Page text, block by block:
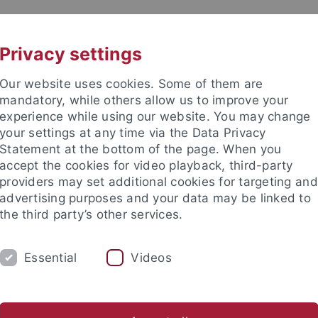
Archäologie des
AKTUELLES
Privacy settings
Our website uses cookies. Some of them are
mandatory, while others allow us to improve your
experience while using our website. You may change
your settings at any time via the Data Privacy
Statement at the bottom of the page. When you
accept the cookies for video playback, third-party
providers may set additional cookies for targeting and
advertising purposes and your data may be linked to
the third party’s other services.
Essential Videos